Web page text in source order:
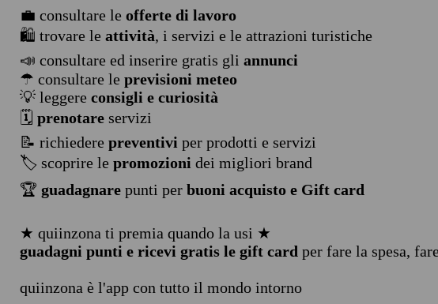
💼 consultare le offerte di lavoro
🛍️ trovare le attività, i servizi e le attrazioni turistiche
📣 consultare ed inserire gratis gli annunci
☂ consultare le previsioni meteo
💡 leggere consigli e curiosità
🗓️ prenotareservizi
📝 richiedere preventivi per prodotti e servizi
🏷️ scoprire le promozioni dei migliori brand
🏆 guadagnarepunti per buoni acquisto e Gift card
★ quiinzona ti premia quando la usi ★
guadagni punti e ricevi gratis le gift card per fare la spesa,
quiinzona è l'app con tutto il mondo intorno